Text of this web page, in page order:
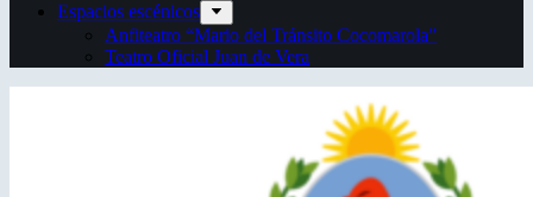
Espacios escénicos
Anfiteatro “Mario del Tránsito Cocomarola”
Teatro Oficial Juan de Vera